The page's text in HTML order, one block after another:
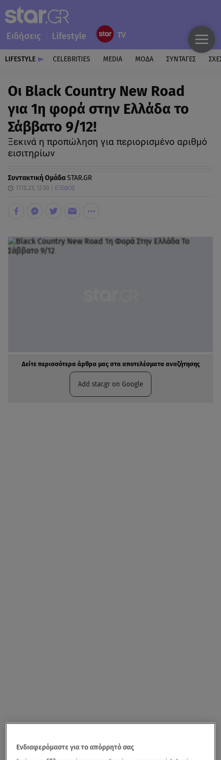
Ειδήσεις Lifestyle
LIFESTYLE CELEBRITIES MEDIA ΜΟΔΑ ΣΥΝΤΑΓΕΣ
Οι Black Country New Road
για 1η φορά στην Ελλάδα το
Σάββατο 9/12!
Ξεκινά η προπώληση για περιορισμένο αριθμό
εισιτηρίων
Συντακτική ΟμάδαSTAR.GR
11.10.23, 12:30 ΕΞΟΔΟΣ
Δείτε περισσότερα άρθρα μας στα αποτελέσματα αναζήτησης
Add star.gr on Google
Ενδιαφερόμαστε για το απόρρητό σας